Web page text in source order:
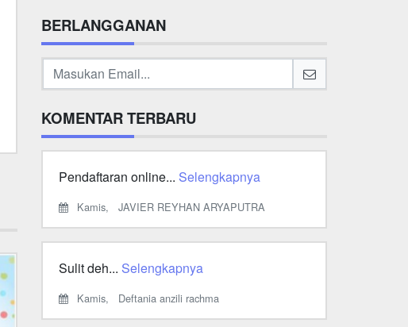
BERLANGGANAN
KOMENTAR TERBARU
Pendaftaran online... Selengkapnya
Kamis, JAVIER REYHAN ARYAPUTRA
Sulit deh... Selengkapnya
Kamis, Deftania anzili rachma